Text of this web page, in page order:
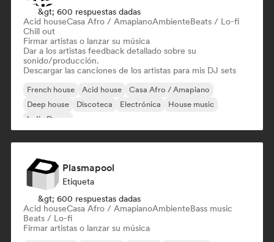
&gt; 600 respuestas dadas
Acid houseCasa Afro / AmapianoAmbienteBeats / Lo-fi
Chill out
Firmar artistas o lanzar su música
Dar a los artistas feedback detallado sobre su
sonido/producción.
Descargar las canciones de los artistas para mis DJ sets
French house Acid house
Casa Afro / Amapiano
Deep house
Discoteca Electrónica
House music
Indie Dance
Plasmapool
Etiqueta
&gt; 600 respuestas dadas
Acid houseCasa Afro / AmapianoAmbienteBass music
Beats / Lo-fi
Firmar artistas o lanzar su música